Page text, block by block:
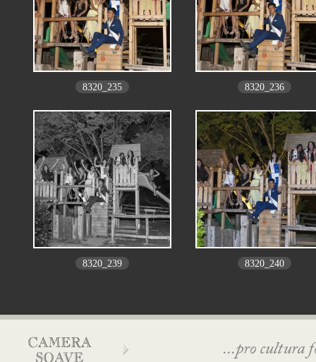
8320_235 8320_236
8320_239 8320_240